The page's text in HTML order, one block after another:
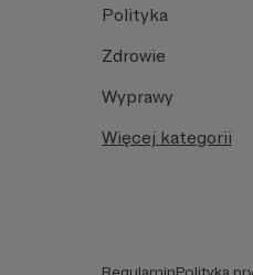
Polityka
Zdrowie
Wyprawy
Więcej kategorii
RegulaminPolityka